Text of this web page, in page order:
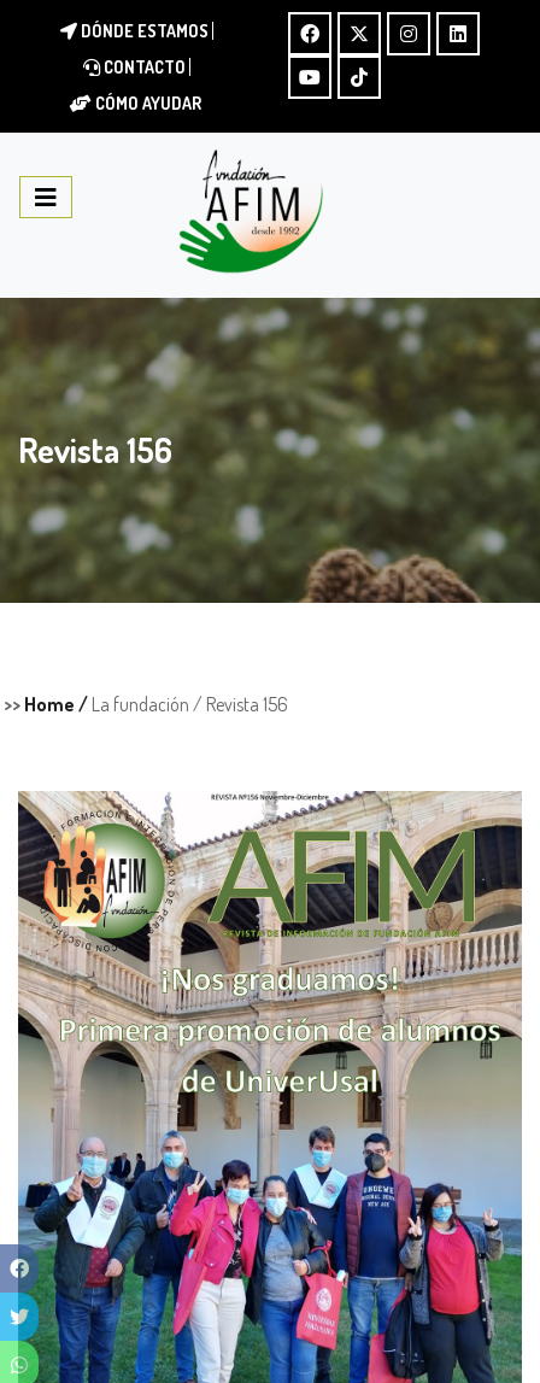
DÓNDE ESTAMOS
CONTACTO
CÓMO AYUDAR
Revista 156
>> Home / La fundación / Revista 156